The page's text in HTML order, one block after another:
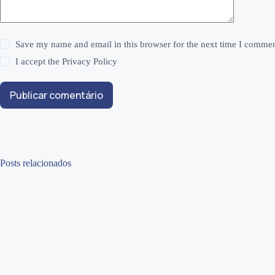
Save my name and email in this browser for the next time I
I accept thePrivacy Policy
Publicar comentário
Posts relacionados